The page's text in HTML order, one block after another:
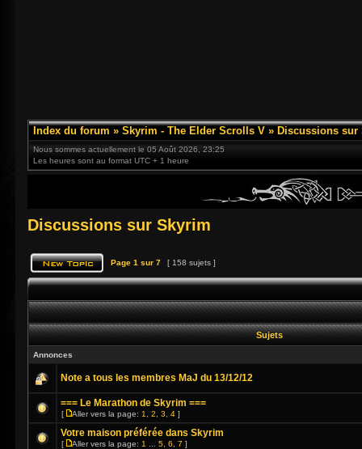
Index du forum » Skyrim - The Elder Scrolls V » Discussions sur
Nous sommes actuellement le 05 Août 2026, 23:25
Les heures sont au format UTC + 1 heure
Discussions sur Skyrim
Page 1 sur 7 [ 158 sujets ]
Sujets
Annonces
Note a tous les membres MaJ du 13/12/12
=== Le Marathon de Skyrim ===
[ Aller vers la page: 1 2 3 4 ]
Votre maison préférée dans Skyrim
[ Aller vers la page: 1 5 6 7 ]